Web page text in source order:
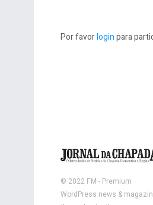
Por favorloginpara
© 2022 FM - Premium
WordPress news &